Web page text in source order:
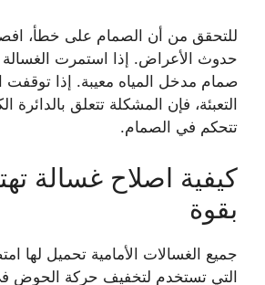
للتحقق من أن الصمام على خطأ،
حدوث الأعراض. إذا استمرت
صمام مدخل المياه معيبة. إذا توقفت
التعبئة، فإن المشكلة تتعلق بالدائرة
تتحكم في الصمام.
كيفية اصلاح غسالة
بقوة
جميع الغسالات الأمامية تحميل لها
التي تستخدم لتخفيف حركة الحوض